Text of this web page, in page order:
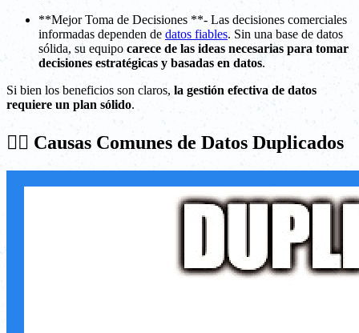
**Mejor Toma de Decisiones **- Las decisiones comerciales
informadas dependen de datos fiables. Sin una base de datos
sólida, su equipo carece de las ideas necesarias para tomar
decisiones estratégicas y basadas en datos.
Si bien los beneficios son claros, la gestión efectiva de datos
requiere un plan sólido.
⛓️‍💥 Causas Comunes de Datos Duplicados